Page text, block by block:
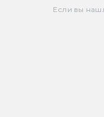
Если вы